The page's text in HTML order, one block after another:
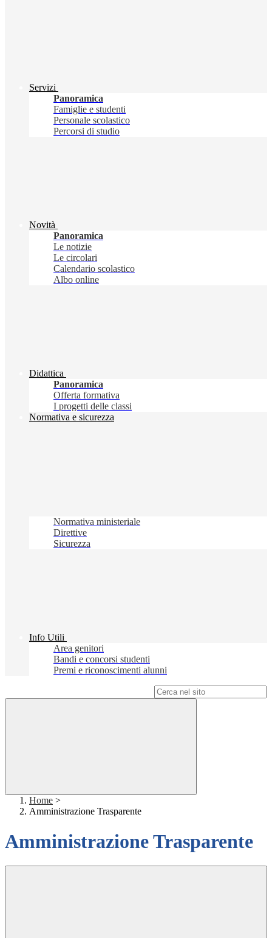
Servizi
Panoramica
Famiglie e studenti
Personale scolastico
Percorsi di studio
Novità
Panoramica
Le notizie
Le circolari
Calendario scolastico
Albo online
Didattica
Panoramica
Offerta formativa
I progetti delle classi
Normativa e sicurezza
Normativa ministeriale
Direttive
Sicurezza
Info Utili
Area genitori
Bandi e concorsi studenti
Premi e riconoscimenti alunni
Home >
Amministrazione Trasparente
Amministrazione Trasparente